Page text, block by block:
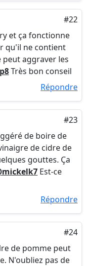
#22
et ça fonctionne
qu'il ne contient
peut aggraver les
Très bon conseil
Répondre
#23
de boire de
de cidre de
gouttes. Ça
Est-ce
Répondre
#24
de pomme peut
N'oubliez pas de